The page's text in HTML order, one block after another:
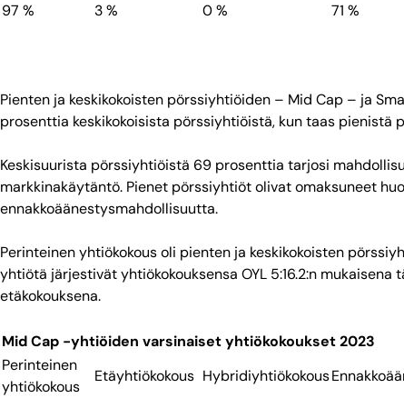
97 %
3 % 0 % 71 %
Pienten ja keskikokoisten pörssiyhtiöiden – Mid Cap – ja
prosenttia keskikokoisista pörssiyhtiöistä, kun taas pienistä
Keskisuurista pörssiyhtiöistä 69 prosenttia tarjosi
markkinakäytäntö. Pienet pörssiyhtiöt olivat omaksuneet
ennakkoäänestysmahdollisuutta.
Perinteinen yhtiökokous oli pienten ja keskikokoisten
yhtiötä järjestivät yhtiökokouksensa OYL 5:16.2:n
etäkokouksena.
Mid Cap -yhtiöiden varsinaiset yhtiökokoukset 2023
Perinteinen
yhtiökokous
Etäyhtiökokous Hybridiyhtiökokous